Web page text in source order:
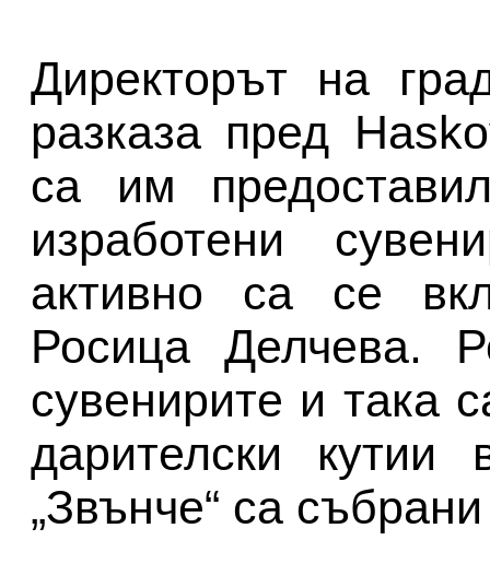
Директорът на
разказа пред
са им
изработени
активно са се
Росица Делчева.
сувенирите и така
дарителски
„Звънче“ са